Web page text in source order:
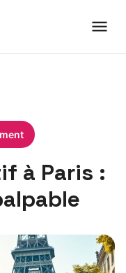
à Paris :